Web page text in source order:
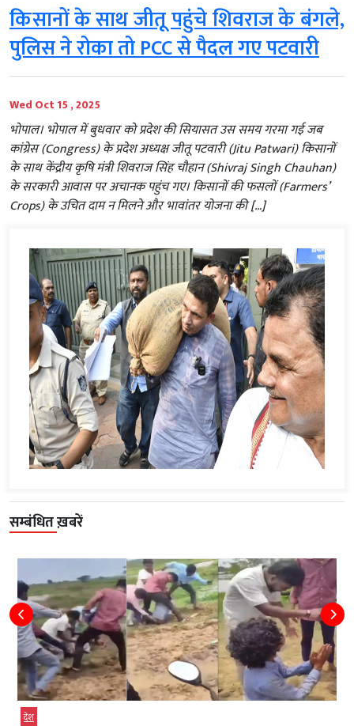
किसानों के साथ जीतू पहुंचे शिवराज के बंगले,
पुलिस ने रोका तो PCC से पैदल गए पटवारी
Wed Oct 15 , 2025
भोपाल। भोपाल में बुधवार को प्रदेश की सियासत उस समय गरमा गई जब
कांग्रेस (Congress) के प्रदेश अध्यक्ष जीतू पटवारी (Jitu Patwari) किसानों
के साथ केंद्रीय कृषि मंत्री शिवराज सिंह चौहान (Shivraj Singh Chauhan)
के सरकारी आवास पर अचानक पहुंच गए। किसानों की फसलों (Farmers’
Crops) के उचित दाम न मिलने और भावांतर योजना की […]
सम्बंधित ख़बरें
देश